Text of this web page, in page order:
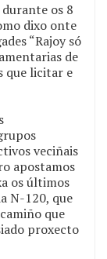
os 8
dixo onte
“Rajoy só
de
que licitar e
veciñais
apostamos
os últimos
N-120, que
que
proxecto